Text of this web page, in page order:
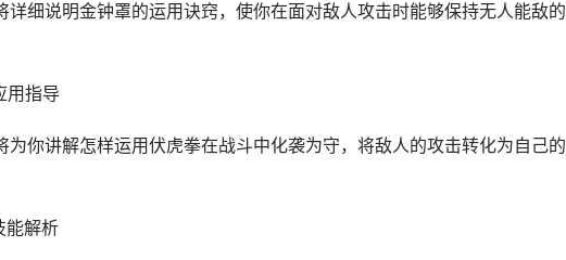
细说明金钟罩的运用诀窍，使你在面对敌人攻击时能够保持无人能敌的
用指导
你讲解怎样运用伏虎拳在战斗中化袭为守，将敌人的攻击转化为自己的
能解析